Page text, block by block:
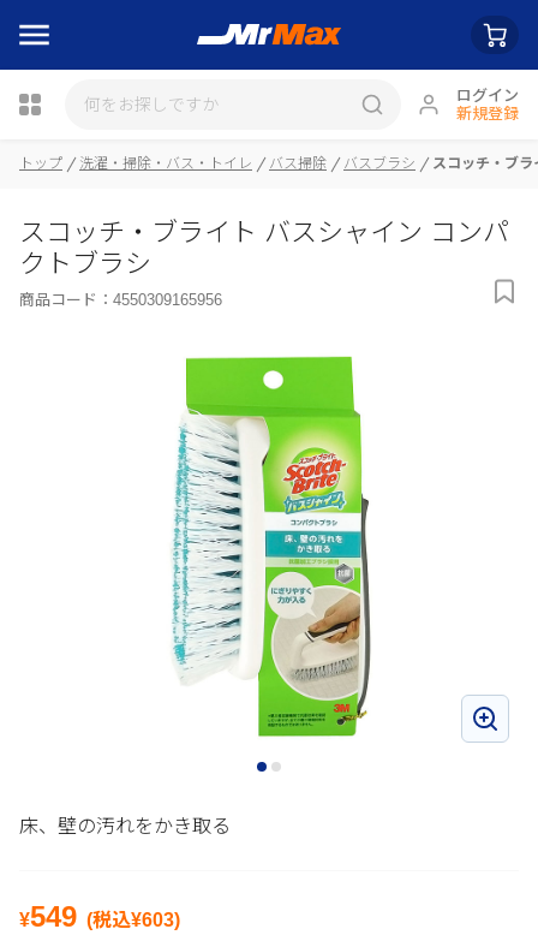
ログイン
新規登録
瓶詰
トップ 洗濯・掃除・バス・トイレ バス掃除 バスブラシ スコッチ・ブ
スコッチ・ブライト バスシャイン コンパ
クトブラシ
商品コード： 4550309165956
床、壁の汚れをかき取る
¥549 (税込¥603)